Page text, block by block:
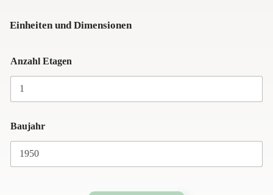
Einheiten und Dimensionen
Anzahl Etagen
Baujahr